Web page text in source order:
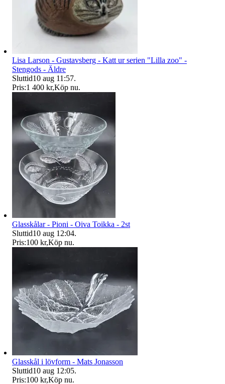
Lisa Larson - Gustavsberg - Katt ur serien "Lilla zoo" -
Stengods - Äldre
Sluttid10 aug 11:57.
Pris:1 400 kr,Köp nu.
Glasskålar - Pioni - Oiva Toikka - 2st
Sluttid10 aug 12:04.
Pris:100 kr,Köp nu.
Glasskål i lövform - Mats Jonasson
Sluttid10 aug 12:05.
Pris:100 kr,Köp nu.